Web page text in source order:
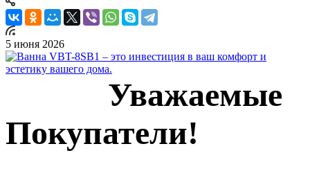
5 июня 2026
Уважаемые
Покупатели!